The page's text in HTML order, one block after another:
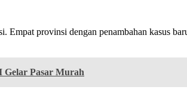
Empat provinsi dengan penambahan kasus
Gelar Pasar Murah